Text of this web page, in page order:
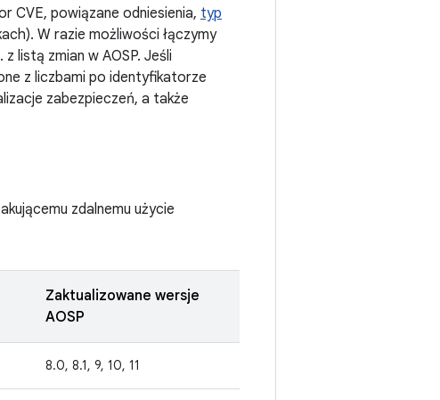
CVE, powiązane odniesienia, typ
W razie możliwości łączymy
listą zmian w AOSP. Jeśli
z liczbami po identyfikatorze
zabezpieczeń, a także
zdalnemu użycie
Zaktualizowane wersje
AOSP
8.0, 8.1, 9, 10, 11